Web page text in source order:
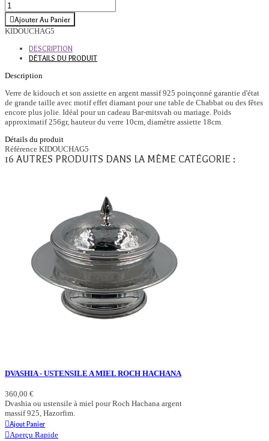
Ajouter Au Panier
KIDOUCHAG5
DESCRIPTION
DÉTAILS DU PRODUIT
Description
Verre de kidouch et son assiette en argent massif 925 poinçonné garantie d'état
de grande taille avec motif effet diamant pour une table de Chabbat ou des fêtes
encore plus jolie. Idéal pour un cadeau Bar-mitsvah ou mariage. Poids
approximatif 256gr, hauteur du verre 10cm, diamètre assiette 18cm.
Détails du produit
Référence KIDOUCHAG5
16 AUTRES PRODUITS DANS LA MÊME CATÉGORIE :
DVASHIA - USTENSILE A MIEL ROCH HACHANA
360,00 €
Dvashia ou ustensile à miel pour Roch Hachana argent
massif 925, Hazorfim.
Ajout Panier
Aperçu Rapide